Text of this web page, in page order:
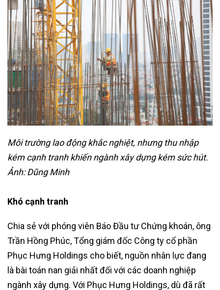
Môi trường lao động khắc nghiệt, nhưng thu nhập
kém cạnh tranh khiến ngành xây dựng kém sức hút.
Ảnh: Dũng Minh
Khó cạnh tranh
Chia sẻ với phóng viên Báo Đầu tư Chứng khoán, ông
Trần Hồng Phúc, Tổng giám đốc Công ty cổ phần
Phục Hưng Holdings cho biết, nguồn nhân lực đang
là bài toán nan giải nhất đối với các doanh nghiệp
ngành xây dựng. Với Phục Hưng Holdings, dù đã rất